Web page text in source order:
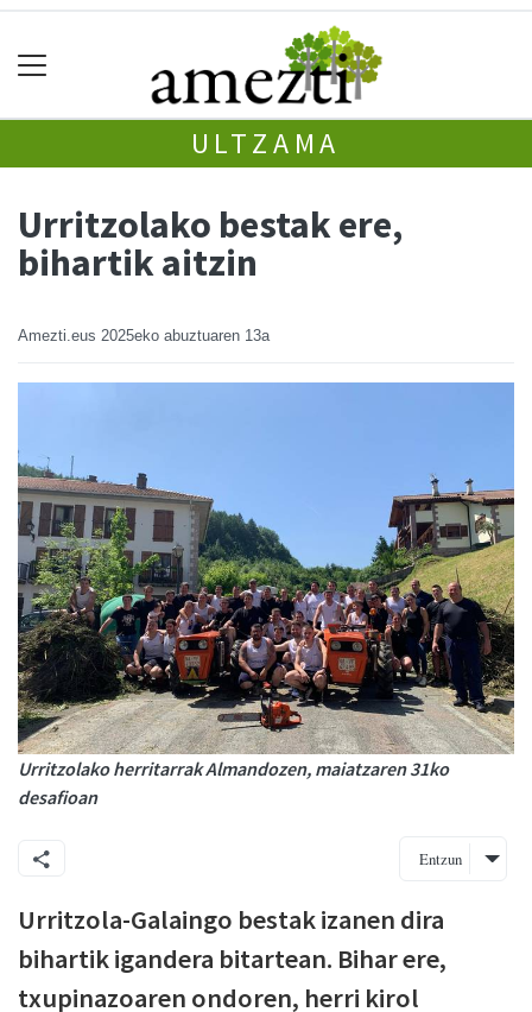
ULTZAMA
Urritzolako bestak ere,
bihartik aitzin
Amezti.eus 2025eko abuztuaren 13a
Urritzolako herritarrak Almandozen, maiatzaren 31ko
desafioan
Entzun
Urritzola-Galaingo bestak izanen dira
bihartik igandera bitartean. Bihar ere,
txupinazoaren ondoren, herri kirol